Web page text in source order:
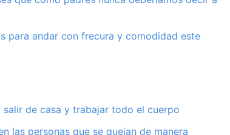
para andar con frecura y comodidad este
de casa y trabajar todo el cuerpo
las personas que se quejan de manera